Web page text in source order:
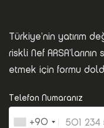
Türkiye’nin yatırım
riskli Nef
etmek için formu
Telefon Numaranız
+90